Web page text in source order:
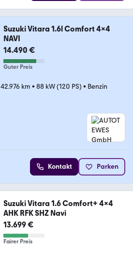
Suzuki Vitara 1.6l Comfort 4x4
NAVI
14.490 €
Guter Preis
42.976 km • 88 kW (120 PS) • Benzin
Kontakt Parken
Suzuki Vitara 1.6 Comfort+ 4x4
AHK RFK SHZ Navi
13.699 €
Fairer Preis